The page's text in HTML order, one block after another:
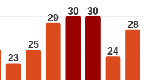
23
25
29
30 30
24
28